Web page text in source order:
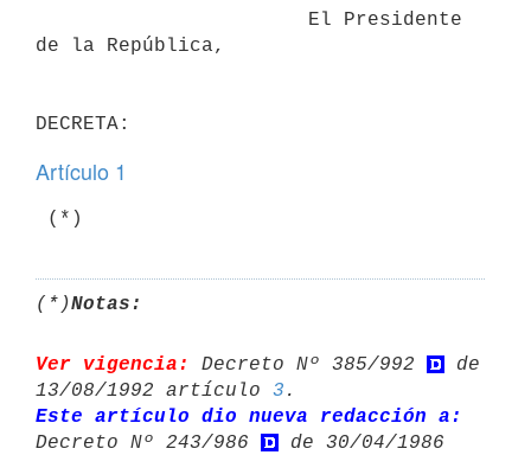
de la República,
Artículo 1
(*)Notas:
Ver vigencia: Decreto Nº 385/992
de
13/08/1992 artículo 3
Este artículo dio nueva redacción a:
Decreto Nº 243/986
de 30/04/1986